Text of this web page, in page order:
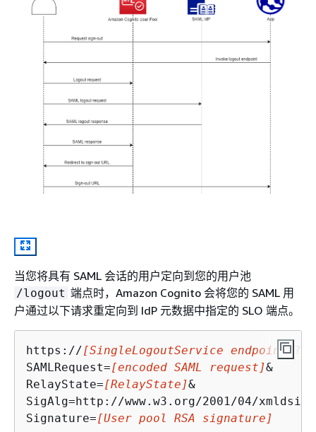
当您将具有 SAML 会话的用户定向到您的用户池
/logout 端点时，Amazon Cognito 会将您的 SAML 用
户通过以下请求重定向到 IdP 元数据中指定的 SLO 端点。
https://[SingleLogoutService endpoint]
SAMLRequest=[encoded SAML request]&
RelayState=[RelayState]&
SigAlg=http://www.w3.org/2001/04/xmldsig-
Signature=[User pool RSA signature]